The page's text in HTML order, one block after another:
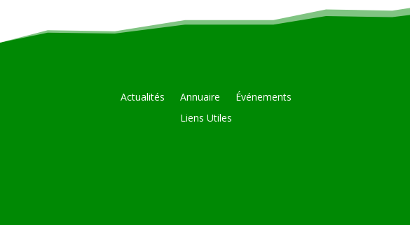
Actualités Annuaire
Événements
Liens Utiles